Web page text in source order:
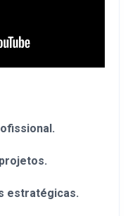
estratégicas.